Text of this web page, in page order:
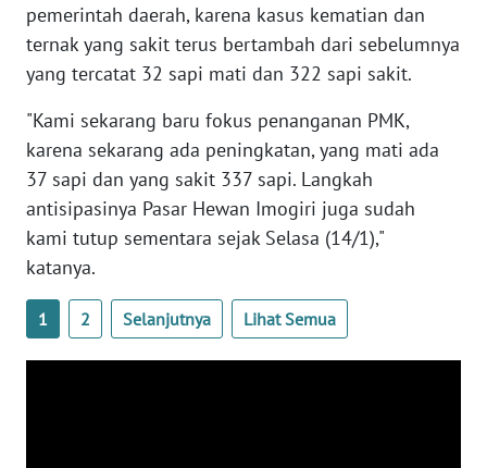
pemerintah daerah, karena kasus kematian dan
ternak yang sakit terus bertambah dari sebelumnya
yang tercatat 32 sapi mati dan 322 sapi sakit.
"Kami sekarang baru fokus penanganan PMK,
karena sekarang ada peningkatan, yang mati ada
37 sapi dan yang sakit 337 sapi. Langkah
antisipasinya Pasar Hewan Imogiri juga sudah
kami tutup sementara sejak Selasa (14/1),"
katanya.
1 2 Selanjutnya Lihat Semua
WN
SULTENG
WN
SULBAR
WN
BABEL
SUMBAR
WN